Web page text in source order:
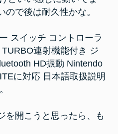
で後は耐久性かな。
スイッチ コントローラ
連射機能付き ジ
HD振動 Nintendo
に対応 日本語取扱説明
を開こうと思ったら、も